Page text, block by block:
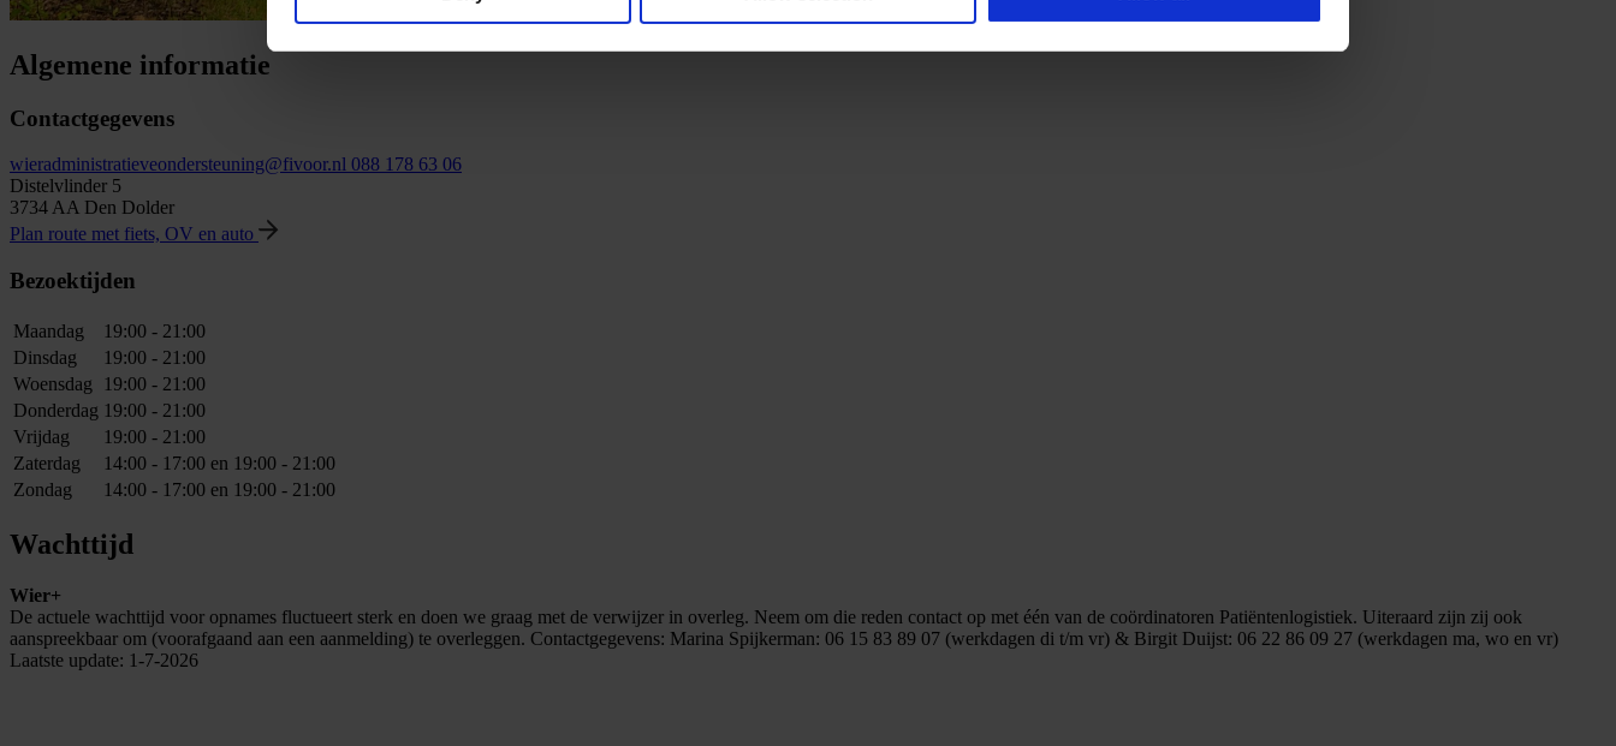
Algemene informatie
Contactgegevens
wieradministratieveondersteuning@fivoor.nl 088 178 63 06
Distelvlinder 5
3734 AA Den Dolder
Plan route met fiets, OV en auto
Bezoektijden
Maandag
19:00 - 21:00
Dinsdag
19:00 - 21:00
Woensdag
19:00 - 21:00
Donderdag 19:00 - 21:00
Vrijdag
19:00 - 21:00
Zaterdag
14:00 - 17:00 en 19:00 - 21:00
Zondag
14:00 - 17:00 en 19:00 - 21:00
Wachttijd
Wier+
De actuele wachttijd voor opnames fluctueert sterk en doen we graag met de verwijzer in overleg. Neem om die reden contact op met één van de coördinatoren Patiëntenlogistiek. Uiteraard zijn zij ook
aanspreekbaar om (voorafgaand aan een aanmelding) te overleggen. Contactgegevens: Marina Spijkerman: 06 15 83 89 07 (werkdagen di t/m vr) & Birgit Duijst: 06 22 86 09 27 (werkdagen ma, wo en vr)
Laatste update: 1-7-2026